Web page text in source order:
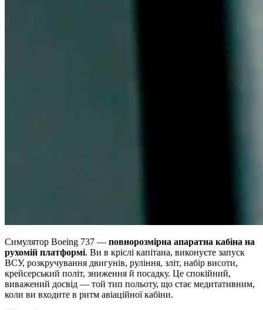
Симулятор Boeing 737 — повнорозмірна апаратна кабіна на
рухомій платформі. Ви в кріслі капітана, виконуєте запуск
ВСУ, розкручування двигунів, руління, зліт, набір висоти,
крейсерський політ, зниження й посадку. Це спокійний,
виважений досвід — той тип польоту, що стає медитативним,
коли ви входите в ритм авіаційної кабіни.